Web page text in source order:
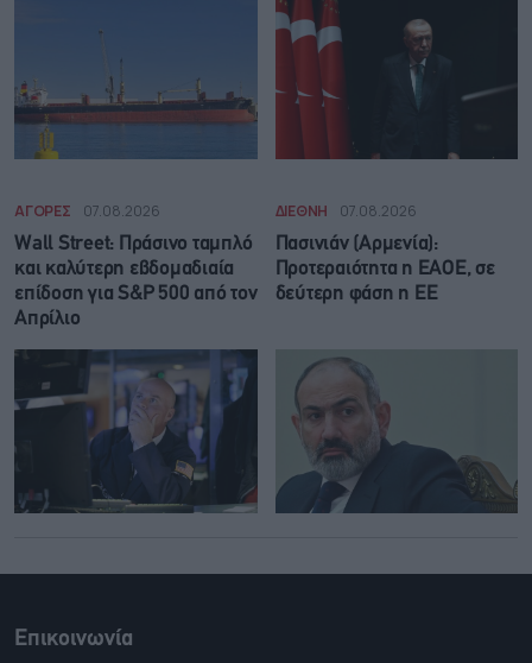
ΑΓΟΡΕΣ 07.08.2026
Wall Street: Πράσινο ταμπλό
και καλύτερη εβδομαδιαία
επίδοση για S&P 500 από τον
Απρίλιο
ΔΙΕΘΝΗ 07.08.2026
Πασινιάν (Αρμενία):
Προτεραιότητα η ΕΑΟΕ, σε
δεύτερη φάση η ΕΕ
Επικοινωνία